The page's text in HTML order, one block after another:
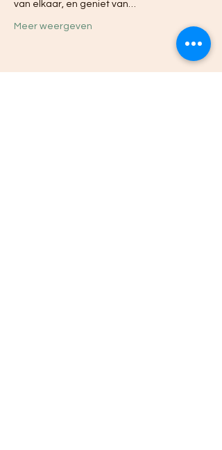
van elkaar, en geniet van…
Meer weergeven